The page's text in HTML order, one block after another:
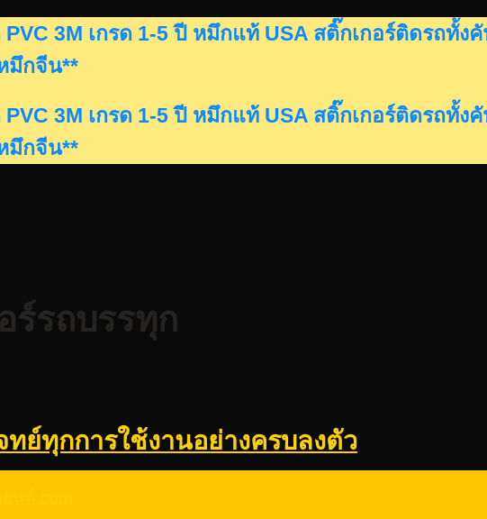
3M เกรด 1-5 ปี หมึกแท้ USA สติ๊กเกอร์ติดรถทั้
มึกจีน**
3M เกรด 1-5 ปี หมึกแท้ USA สติ๊กเกอร์ติดรถทั้
มึกจีน**
ร์รถบรรทุก
ย์ทุกการใช้งานอย่างครบลงตัว